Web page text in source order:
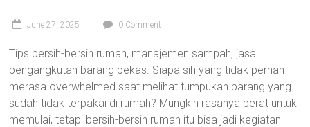
June 27, 2025 0 Comment
Tips bersih-bersih rumah, manajemen sampah, jasa
pengangkutan barang bekas. Siapa sih yang tidak pernah
merasa overwhelmed saat melihat tumpukan barang yang
sudah tidak terpakai di rumah? Mungkin rasanya berat untuk
memulai, tetapi bersih-bersih rumah itu bisa jadi kegiatan